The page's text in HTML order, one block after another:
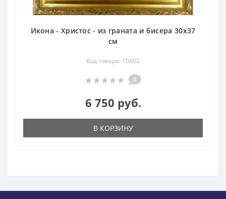
Икона - Христос - из граната и бисера 30х37
см
Код товара: 10402
0
6 750 руб.
В КОРЗИНУ